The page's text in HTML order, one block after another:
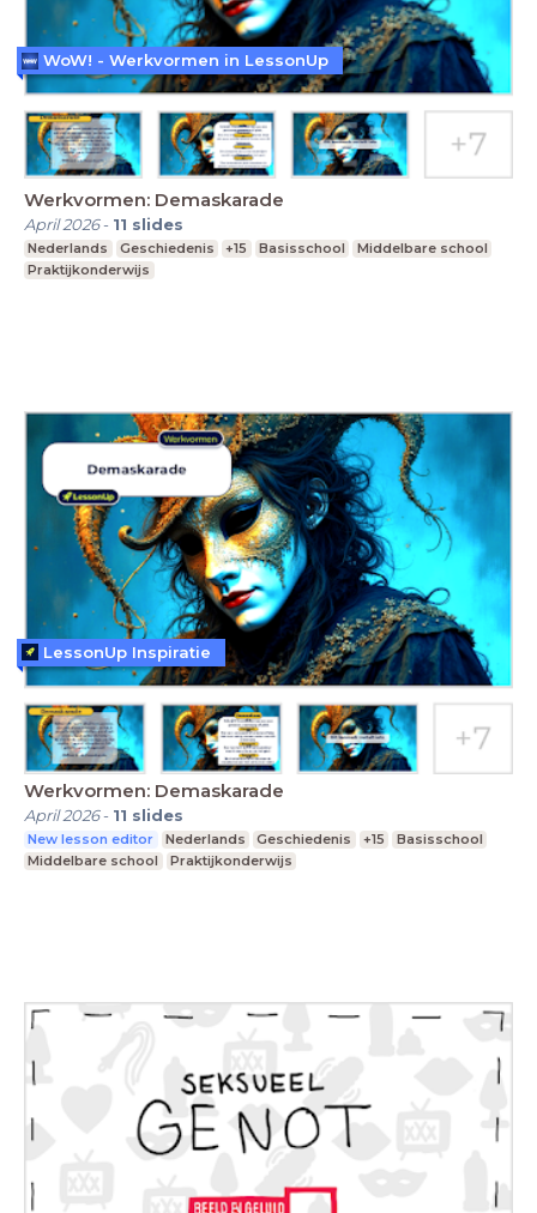
Werkvormen: Demaskarade
April 2026- 11 slides
Nederlands Geschiedenis +15 Basisschool
Middelbare school
Praktijkonderwijs
WoW! - Werkvormen in LessonUp
Werkvormen: Demaskarade
April 2026- 11 slides
New lesson editor Nederlands Geschiedenis +15
Basisschool
Middelbare school
Praktijkonderwijs
LessonUp Inspiratie